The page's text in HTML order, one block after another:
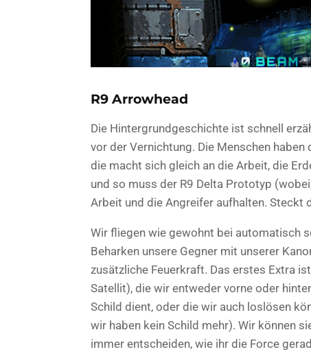
R9 Arrowhead
Die Hintergrundgeschichte ist schnell
vor der Vernichtung. Die Menschen
die macht sich gleich an die Arbeit, die
und so muss der R9 Delta Prototyp
Arbeit und die Angreifer aufhalten. Steckt
Wir fliegen wie gewohnt bei automatisch
Beharken unsere Gegner mit unserer
zusätzliche Feuerkraft. Das erstes Extra
Satellit), die wir entweder vorne oder
Schild dient, oder die wir auch loslösen
wir haben kein Schild mehr). Wir können
immer entscheiden, wie ihr die Force